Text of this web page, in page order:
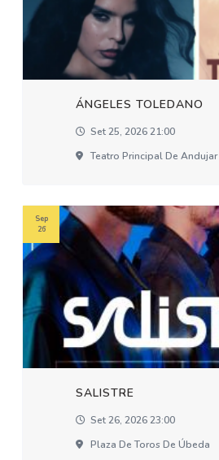
ÁNGELES TOLEDANO
Set 25, 2026 21:00
Teatro Principal De Andujar
SALISTRE
Set 26, 2026 23:00
Plaza De Toros De Úbeda
Sep
26